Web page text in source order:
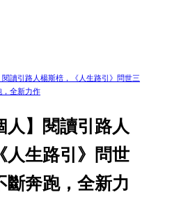
閱讀引路人楊斯棓，《人生路引》問世三
，全新力作
人】閱讀引路人
人生路引》問世
斷奔跑，全新力